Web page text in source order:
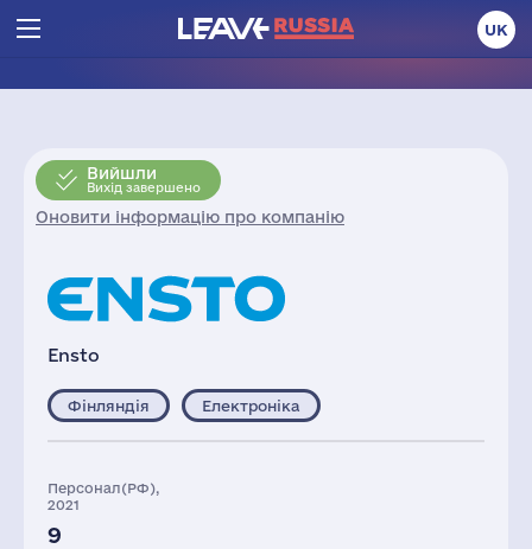
UK
Вийшли
Вихід завершено
Оновити інформацію про компанію
Ensto
Фінляндія Електроніка
Персонал(РФ),
2021
9